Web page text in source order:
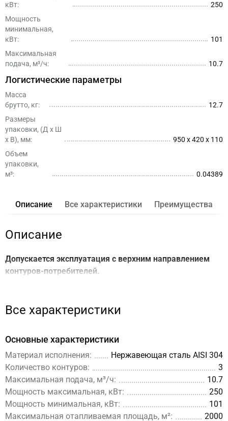
кВт:
250
Мощность
минимальная,
кВт:
101
Максимальная
подача, м³/ч:
10.7
Логистические параметры
Масса
брутто, кг:
12.7
Размеры
упаковки, (Д x Ш
х В), мм:
950 x 420 x 110
Объем
упаковки,
м³:
0.04389
Описание Все характеристики Преимущества
Описание
Допускается эксплуатация с верхним направлением
контуров-потребителей.
Все характеристики
Основные характеристики
Материал исполнения:
Нержавеющая сталь AISI 304
Количество контуров:
3
Максимальная подача, м³/ч:
10.7
Мощность максимальная, кВт:
250
Мощность минимальная, кВт:
101
Максимальная отапливаемая площадь, м²:
2000